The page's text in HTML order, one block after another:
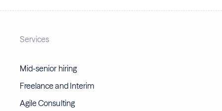
Services
Mid-senior hiring
Freelance and Interim
Agile Consulting